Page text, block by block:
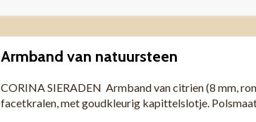
Armband van natuursteen
CORINA SIERADEN Armband van citrien (8 mm,
facetkralen, met goudkleurig kapittelslotje.